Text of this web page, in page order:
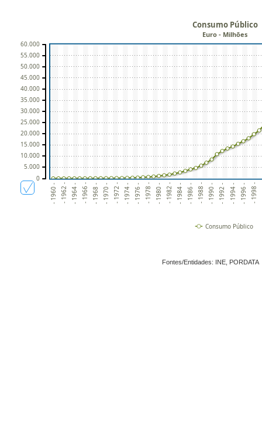
- 1960 - - 1962 - - 1964 - - 1966 - - 1968 - - 1970 - - 1972 - - 1974 - - 1976 - - 1978 - - 1980 - - 1982 - - 1984 - - 1986 - - 1988 - - 1990 - - 1992 - - 1994 - - 1996 - - 1998 -
Consumo Público
Euro - Milhões
0
5.000
10.000
15.000
20.000
25.000
30.000
35.000
40.000
45.000
50.000
55.000
60.000
Consumo Público
Fontes/Entidades: INE, PORDATA